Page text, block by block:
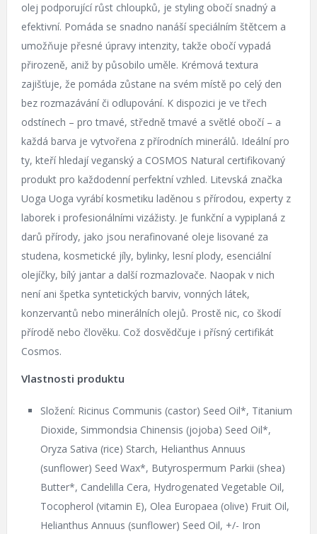
olej podporující růst chloupků, je styling obočí snadný a
efektivní. Pomáda se snadno nanáší speciálním štětcem a
umožňuje přesné úpravy intenzity, takže obočí vypadá
přirozeně, aniž by působilo uměle. Krémová textura
zajišťuje, že pomáda zůstane na svém místě po celý den
bez rozmazávání či odlupování. K dispozici je ve třech
odstínech – pro tmavé, středně tmavé a světlé obočí – a
každá barva je vytvořena z přírodních minerálů. Ideální pro
ty, kteří hledají veganský a COSMOS Natural certifikovaný
produkt pro každodenní perfektní vzhled. Litevská značka
Uoga Uoga vyrábí kosmetiku laděnou s přírodou, experty z
laborek i profesionálními vizážisty. Je funkční a vypiplaná z
darů přírody, jako jsou nerafinované oleje lisované za
studena, kosmetické jíly, bylinky, lesní plody, esenciální
olejíčky, bílý jantar a další rozmazlovače. Naopak v nich
není ani špetka syntetických barviv, vonných látek,
konzervantů nebo minerálních olejů. Prostě nic, co škodí
přírodě nebo člověku. Což dosvědčuje i přísný certifikát
Cosmos.
Vlastnosti produktu
Složení: Ricinus Communis (castor) Seed Oil*, Titanium
Dioxide, Simmondsia Chinensis (jojoba) Seed Oil*,
Oryza Sativa (rice) Starch, Helianthus Annuus
(sunflower) Seed Wax*, Butyrospermum Parkii (shea)
Butter*, Candelilla Cera, Hydrogenated Vegetable Oil,
Tocopherol (vitamin E), Olea Europaea (olive) Fruit Oil,
Helianthus Annuus (sunflower) Seed Oil, +/- Iron